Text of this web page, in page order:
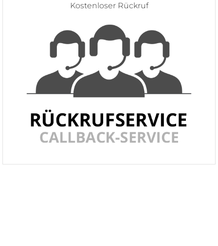
Kostenloser Rückruf